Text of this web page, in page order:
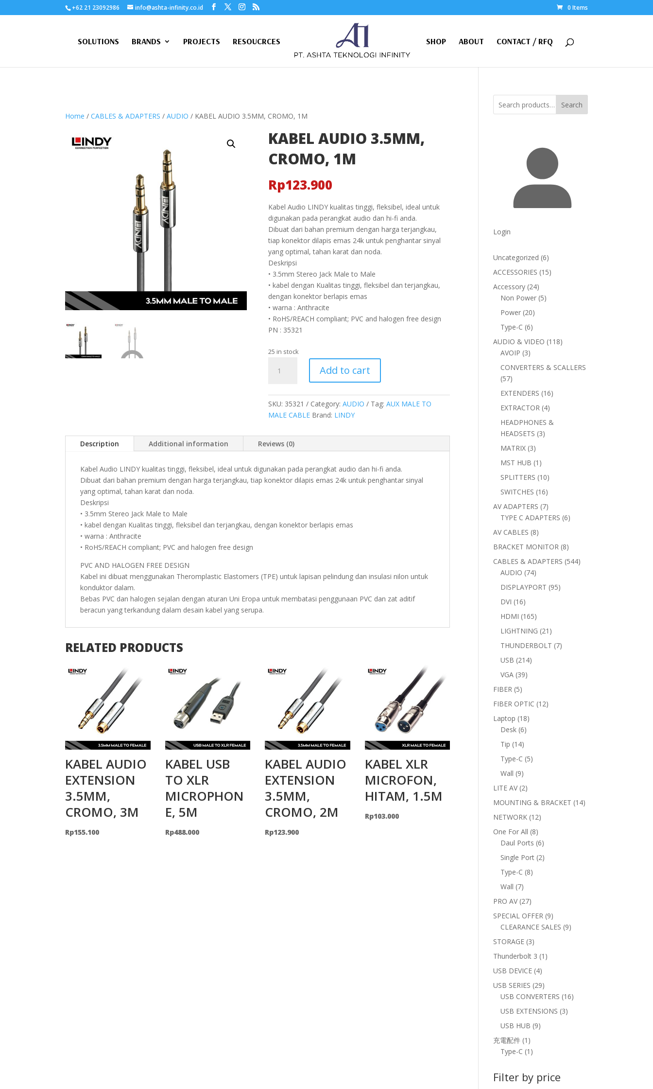
+62 21 23092986 info@ashta-infinity.co.id 0 Items
SOLUTIONS BRANDS PROJECTS RESOUCRCES SHOP ABOUT CONTACT / RFQ
Home /CABLES & ADAPTERS /AUDIO / KABEL AUDIO 3.5MM, CROMO, 1M
KABEL AUDIO 3.5MM,
CROMO, 1M
Rp123.900
Kabel Audio LINDY kualitas tinggi, fleksibel, ideal untuk
digunakan pada perangkat audio dan hi-fi anda.
Dibuat dari bahan premium dengan harga terjangkau,
tiap konektor dilapis emas 24k untuk penghantar sinyal
yang optimal, tahan karat dan noda.
Deskripsi
• 3.5mm Stereo Jack Male to Male
• kabel dengan Kualitas tinggi, fleksibel dan terjangkau,
dengan konektor berlapis emas
• warna : Anthracite
• RoHS/REACH compliant; PVC and halogen free design
PN : 35321
25 in stock
AUDIO
CROMO,
1M
quantity
Add to cart
SKU: 35321 Category: AUDIO Tag: AUX MALE TO
MALE CABLE Brand: LINDY
Description Additional information Reviews (0)
Kabel Audio LINDY kualitas tinggi, fleksibel, ideal untuk digunakan pada perangkat audio dan hi-fi anda.
Dibuat dari bahan premium dengan harga terjangkau, tiap konektor dilapis emas 24k untuk penghantar sinyal
yang optimal, tahan karat dan noda.
Deskripsi
• 3.5mm Stereo Jack Male to Male
• kabel dengan Kualitas tinggi, fleksibel dan terjangkau, dengan konektor berlapis emas
• warna : Anthracite
• RoHS/REACH compliant; PVC and halogen free design
PVC AND HALOGEN FREE DESIGN
Kabel ini dibuat menggunakan Theromplastic Elastomers (TPE) untuk lapisan pelindung dan insulasi nilon untuk
konduktor dalam.
Bebas PVC dan halogen sejalan dengan aturan Uni Eropa untuk membatasi penggunaan PVC dan zat aditif
beracun yang terkandung dalam desain kabel yang serupa.
RELATED PRODUCTS
KABEL AUDIO
EXTENSION
3.5MM,
CROMO, 3M
Rp155.100
KABEL USB
TO XLR
MICROPHON
E, 5M
Rp488.000
KABEL AUDIO
EXTENSION
3.5MM,
CROMO, 2M
Rp123.900
KABEL XLR
MICROFON,
HITAM, 1.5M
Rp103.000
Search
Login
Uncategorized 66
products
ACCESSORIES 1515
Accessory 2424
products
Non Power 55
Power 2020
Type-C 66
products
AUDIO & VIDEO 118118
AVOIP 33
products
CONVERTERS & SCALLERS
5757
products
EXTENDERS 1616
EXTRACTOR 44
products
HEADPHONES &
HEADSETS 33
MATRIX 33
products
MST HUB 1 1
product
SPLITTERS 1010
products
SWITCHES 1616
products
AV ADAPTERS 77
products
TYPE C ADAPTERS 66
AV CABLES 88
products
BRACKET MONITOR 88
products
CABLES & ADAPTERS 544544
AUDIO 7474
products
DISPLAYPORT 9595
DVI 1616
products
HDMI 165165
products
LIGHTNING 21 21
products
THUNDERBOLT 77
USB 214214
VGA 3939
FIBER 55
products
FIBER OPTIC 1212
Laptop 1818
Desk 66
Tip 1414
products
Type-C 55
Wall 99
products
LITE AV 22
products
MOUNTING & BRACKET 1414
NETWORK 1212
One For All 88
products
Daul Ports 66
products
Single Port 22
Type-C 88
Wall 77
products
PRO AV 2727
products
SPECIAL OFFER 99
products
CLEARANCE SALES 99
STORAGE 33
products
Thunderbolt 3 1 1
USB DEVICE 44
products
USB SERIES 2929
products
USB CONVERTERS 1616
USB EXTENSIONS 33
USB HUB 99
充電配件 1 1
product
Type-C 1 1
Filter by price